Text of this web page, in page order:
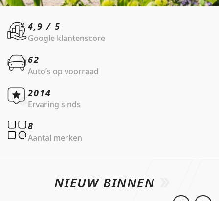
4,9 / 5
Google klantenscore
62
Auto’s op voorraad
2014
Ervaring sinds
8
Aantal merken
NIEUW BINNEN